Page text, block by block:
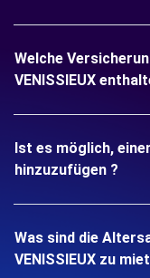
Welche
VENISSIEUX
Ist es möglich,
hinzuzufügen ?
Was sind die
VENISSIEUX zu